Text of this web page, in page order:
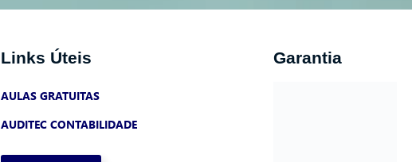
Links Úteis
AULAS GRATUITAS
AUDITEC CONTABILIDADE
Garantia